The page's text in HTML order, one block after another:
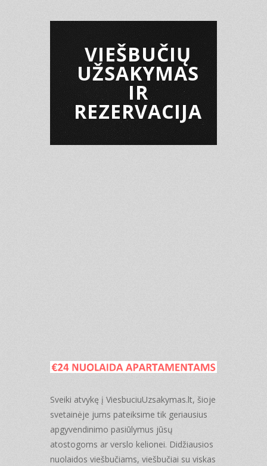
VIEŠBUČIŲ
UŽSAKYMAS
IR
REZERVACIJA
Sveiki atvykę į ViesbuciuUzsakymas.lt, šioje
svetainėje jums pateiksime tik geriausius
apgyvendinimo pasiūlymus jūsų
atostogoms ar verslo kelionei. Didžiausios
nuolaidos viešbučiams, viešbučiai su viskas